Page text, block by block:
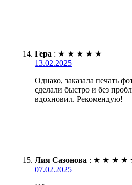
Гера : ★ ★ ★ ★ ★
13.02.2025
Однако, заказала печать
сделали быстро и без
вдохновил. Рекомендую!
Лия Сазонова : ★ ★ ★ ★
07.02.2025